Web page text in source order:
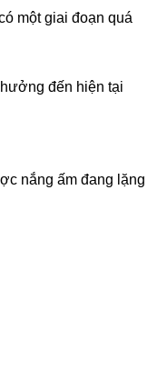
một giai đoạn quá
đến hiện tại
nắng ấm đang lặng